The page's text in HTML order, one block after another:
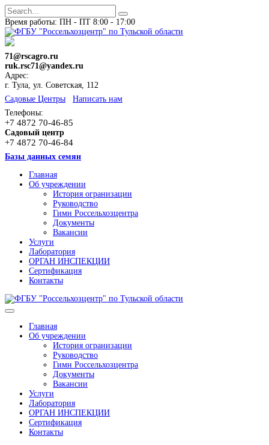
Время работы: ПН - ПТ 8:00 - 17:00
71@rscagro.ru
ruk.rsc71@yandex.ru
Адрес:
г. Тула, ул. Советская, 112
Cадовые Центры
Написать нам
Телефоны:
+7 4872 70-46-85
Садовый центр
+7 4872 70-46-84
Базы данных семян
Главная
Об учреждении
История огранизации
Руководство
Гимн Россельхозцентра
Документы
Вакансии
Услуги
Лаборатория
ОРГАН ИНСПЕКЦИИ
Сертификация
Контакты
Главная
Об учреждении
История огранизации
Руководство
Гимн Россельхозцентра
Документы
Вакансии
Услуги
Лаборатория
ОРГАН ИНСПЕКЦИИ
Сертификация
Контакты